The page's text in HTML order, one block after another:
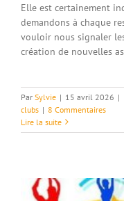
Elle est certainement
demandons à chaque
vouloir nous signaler
création de nouvelles
Par Sylvie | 15 avril 2026 |
clubs | 8 Commentaires
Lire la suite